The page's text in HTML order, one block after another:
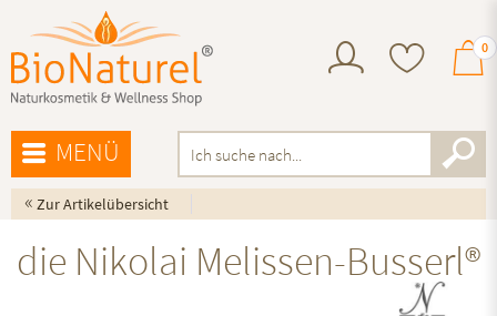
0
MENÜ
« Zur Artikelübersicht
die Nikolai Melissen-Busserl®